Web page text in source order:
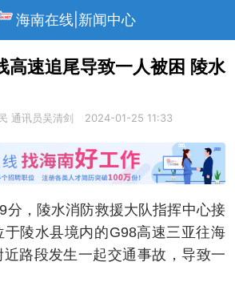
海南在线|新闻中心
房产
活动
周末去哪儿
高速追尾导致一人被困 陵水
通讯员吴清剑 2024-01-25 11:33
，陵水消防救援大队指挥中心接
陵水县境内的G98高速三亚往海
路段发生一起交通事故，导致一